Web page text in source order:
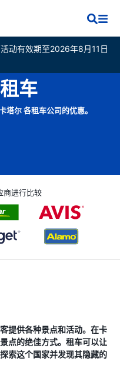
动有效期至2026年8月11日
车
塔尔 各租车公司的优惠。
商进行比较
提供各种景点和活动。在卡
点的绝佳方式。租车可以让
索这个国家并发现其隐藏的